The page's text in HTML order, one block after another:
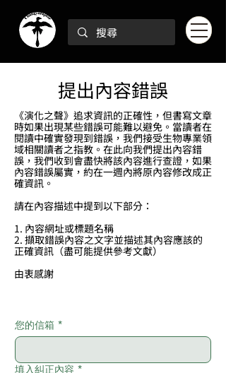
提出內容錯誤
《演化之聲》追求資訊的正確性，但書寫文章
時如果出現某些錯誤可能難以避免。當讀者在
閱讀中確實發現到錯誤，我們接受生物專業領
域相關讀者之指教。在此向我們提出內容錯
誤，我們收到會盡快將該內容進行查證，如果
內容錯誤屬實，約在一週內將原內容修改成正
確資訊。
請在內容描述中提到以下部分：
1. 內容網址或標題名稱
2. 擷取錯誤內容之文字並描述其內容應該的
正確資訊（盡可能提供參考文獻）
​由衷感謝
您的信箱 *
填入糾正內容 *